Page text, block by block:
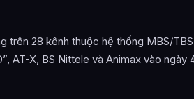
trên 28 kênh thuộc hệ thống MBS/
AT-X, BS Nittele và Animax vào ngày